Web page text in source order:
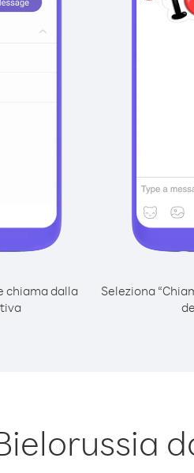
chiama dalla
Seleziona